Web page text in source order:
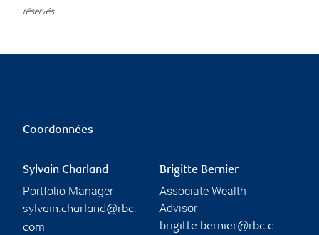
réservés.
Coordonnées
Sylvain Charland
Portfolio Manager
sylvain.charland@rbc.
com
Brigitte Bernier
Associate Wealth
Advisor
brigitte.bernier@rbc.c